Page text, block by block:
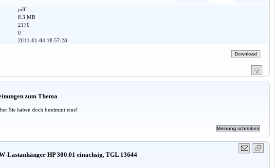
pdf
8.3 MB
2170
0
2011-01-04 18:57:28
zum Thema
Sie haben doch bestimmt eine!
Lastanhänger HP 300.01 einachsig, TGL 13644